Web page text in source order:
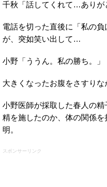
千秋「話してくれて…ありが
電話を切った直後に「私の
が、突如笑い出して…
小野「ううん。私の勝ち。」
大きくなったお腹をさすり
小野医師が採取した春人の
精を施したのか、体の関係
明。
スポンサーリンク